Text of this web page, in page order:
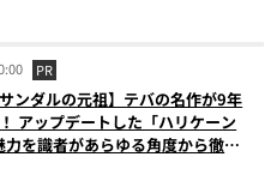
PR
サンダルの元祖】テバの名作が9年
アップデートした「ハリケーン
を識者があらゆる角度から徹底